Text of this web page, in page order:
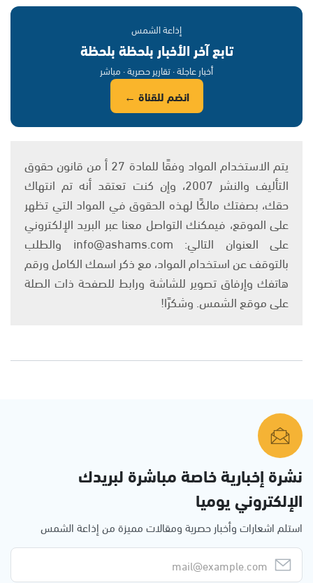
إذاعة الشمس
تابع آخر الأخبار بلحظة بلحظة
أخبار عاجلة · تقارير حصرية · مباشر
انضم للقناة ←
يتم الاستخدام المواد وفقًا للمادة 27 أ من قانون حقوق
التأليف والنشر 2007، وإن كنت تعتقد أنه تم انتهاك
حقك، بصفتك مالكًا لهذه الحقوق في المواد التي تظهر
على الموقع، فيمكنك التواصل معنا عبر البريد الإلكتروني
على العنوان التالي: info@ashams.com والطلب
بالتوقف عن استخدام المواد، مع ذكر اسمك الكامل ورقم
هاتفك وإرفاق تصوير للشاشة ورابط للصفحة ذات الصلة
على موقع الشمس. وشكرًا!
نشرة إخبارية خاصة مباشرة لبريدك
الإلكتروني يوميا
استلم اشعارات وأخبار حصرية ومقالات مميزة من إذاعة الشمس